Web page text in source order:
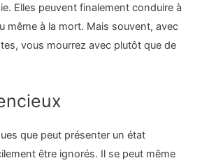
Elles peuvent finalement conduire à
même à la mort. Mais souvent, avec
vous mourrez avec plutôt que de
que peut présenter un état
être ignorés. Il se peut même